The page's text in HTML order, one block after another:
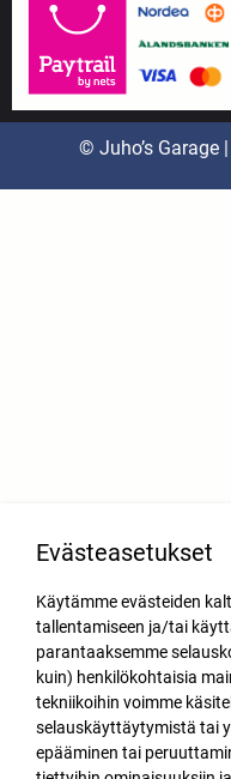
© Juho’s Garage
Evästeasetukset
Käytämme evästeiden
tallentamiseen ja/tai
parantaaksemme
kuin) henkilökohtaisia
tekniikoihin voimme
selauskäyttäytymistä tai
epääminen tai